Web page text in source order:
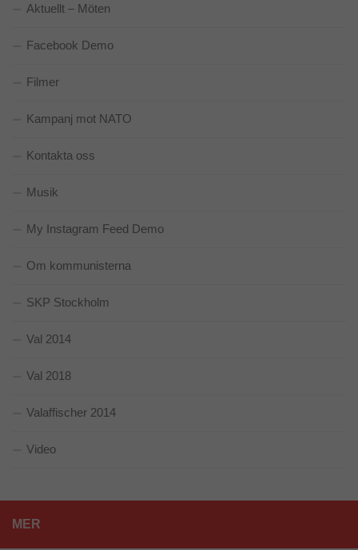
Aktuellt – Möten
Facebook Demo
Filmer
Kampanj mot NATO
Kontakta oss
Musik
My Instagram Feed Demo
Om kommunisterna
SKP Stockholm
Val 2014
Val 2018
Valaffischer 2014
Video
MER